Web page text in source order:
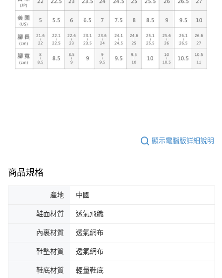
顯示電腦版詳細說明
商品規格
產地 中國
鞋面材質 透氣飛織
內裏材質 透氣網布
鞋墊材質 透氣網布
鞋底材質 輕量鞋底